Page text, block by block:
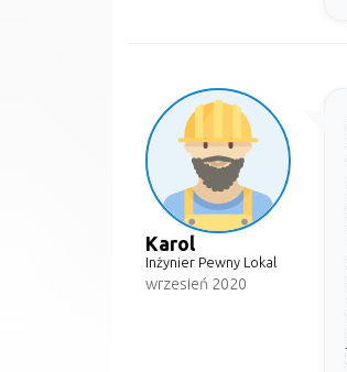
Karol
Inżynier Pewny Lokal
wrzesień 2020